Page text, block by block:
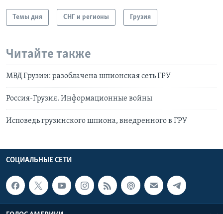
Темы дня СНГ и регионы Грузия
Читайте также
МВД Грузии: разоблачена шпионская сеть ГРУ
Россия-Грузия. Информационные войны
Исповедь грузинского шпиона, внедренного в ГРУ
СОЦИАЛЬНЫЕ СЕТИ